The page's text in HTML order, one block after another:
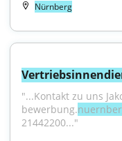
Nürnberg
"...Kontakt zu uns
bewerbung.
21442200..."